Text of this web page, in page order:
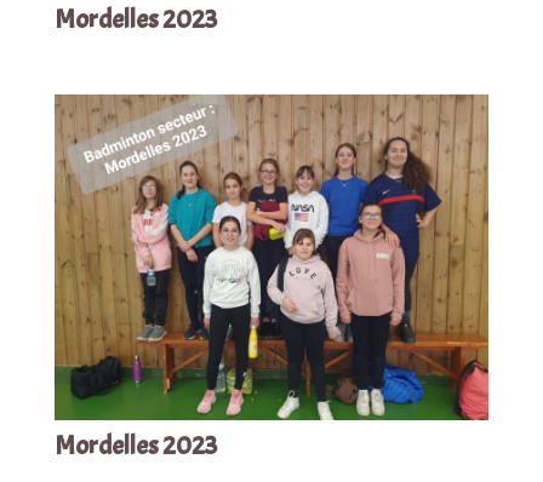
Mordelles 2023
Mordelles 2023